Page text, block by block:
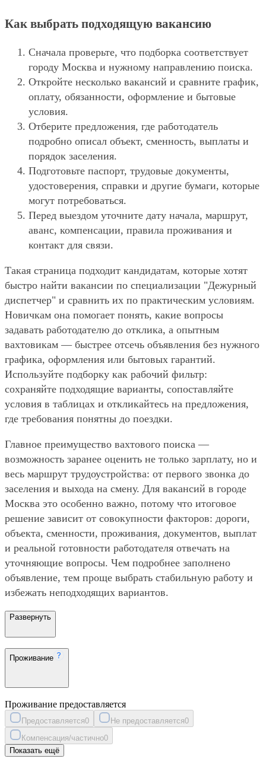
Как выбрать подходящую вакансию
Сначала проверьте, что подборка соответствует
городу Москва и нужному направлению поиска.
Откройте несколько вакансий и сравните график,
оплату, обязанности, оформление и бытовые
условия.
Отберите предложения, где работодатель
подробно описал объект, сменность, выплаты и
порядок заселения.
Подготовьте паспорт, трудовые документы,
удостоверения, справки и другие бумаги, которые
могут потребоваться.
Перед выездом уточните дату начала, маршрут,
аванс, компенсации, правила проживания и
контакт для связи.
Такая страница подходит кандидатам, которые хотят
быстро найти вакансии по специализации "Дежурный
диспетчер" и сравнить их по практическим условиям.
Новичкам она помогает понять, какие вопросы
задавать работодателю до отклика, а опытным
вахтовикам — быстрее отсечь объявления без нужного
графика, оформления или бытовых гарантий.
Используйте подборку как рабочий фильтр:
сохраняйте подходящие варианты, сопоставляйте
условия в таблицах и откликайтесь на предложения,
где требования понятны до поездки.
Главное преимущество вахтового поиска —
возможность заранее оценить не только зарплату, но и
весь маршрут трудоустройства: от первого звонка до
заселения и выхода на смену. Для вакансий в городе
Москва это особенно важно, потому что итоговое
решение зависит от совокупности факторов: дороги,
объекта, сменности, проживания, документов, выплат
и реальной готовности работодателя отвечать на
уточняющие вопросы. Чем подробнее заполнено
объявление, тем проще выбрать стабильную работу и
избежать неподходящих вариантов.
Развернуть
Проживание
Проживание предоставляется
Предоставляется0 Не предоставляется0
Компенсация/частично0
Показать ещё